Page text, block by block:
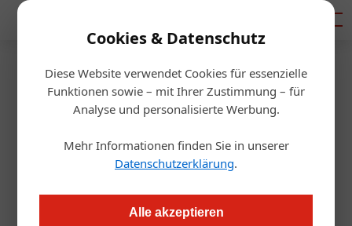
Cookies & Datenschutz
Diese Website verwendet Cookies für essenzielle
Funktionen sowie – mit Ihrer Zustimmung – für
Analyse und personalisierte Werbung.
Mehr Informationen finden Sie in unserer
Datenschutzerklärung.
Alle akzeptieren
Startseite/Gastro & Hotel
Stift Klosterneuburg: Master
Sommelier gekürt